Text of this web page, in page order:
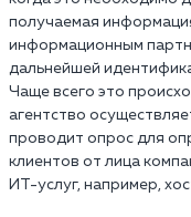
получаемая
информационным
дальнейшей
Чаще всего это
агентство
проводит опрос для
клиентов от лица
ИТ-услуг, например,